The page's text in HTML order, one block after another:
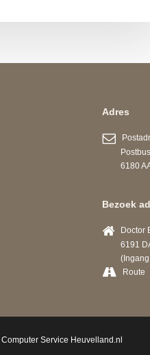
Adres
Postbus
6180 AA
Bezoek
Doctor
6191 DA
(Ingang
Route
Computer Service Heuvelland.nl